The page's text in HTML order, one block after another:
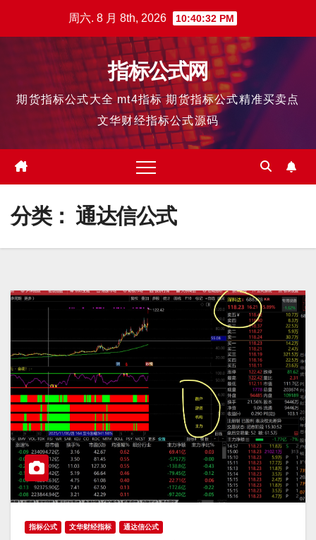
周六. 8 月 8th, 2026 10:40:33 PM
指标公式网
期货指标公式大全 mt4指标 期货指标公式精准买卖点
文华财经指标公式源码
分类： 通达信公式
指标公式 文华财经指标 通达信公式